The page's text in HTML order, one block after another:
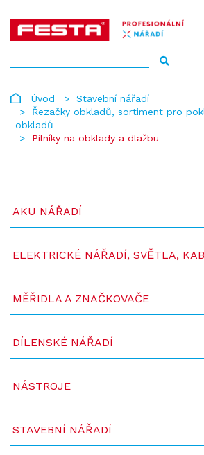
Úvod
Stavební nářadí
Řezačky obkladů, sortiment pro
obkladů
Pilníky na obklady a dlažbu
AKU NÁŘADÍ
ELEKTRICKÉ NÁŘADÍ, SVĚTLA,
MĚŘIDLA A ZNAČKOVAČE
DÍLENSKÉ NÁŘADÍ
NÁSTROJE
STAVEBNÍ NÁŘADÍ